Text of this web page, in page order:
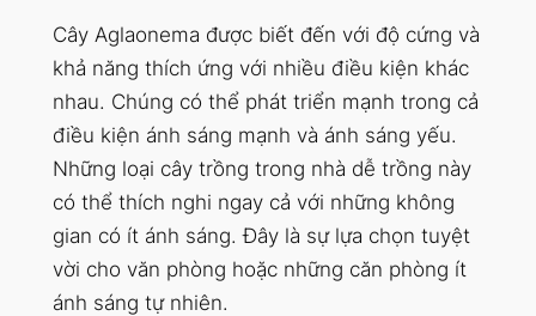
Cây Aglaonema được biết đến với độ cứng và
khả năng thích ứng với nhiều điều kiện khác
nhau. Chúng có thể phát triển mạnh trong cả
điều kiện ánh sáng mạnh và ánh sáng yếu.
Những loại cây trồng trong nhà dễ trồng này
có thể thích nghi ngay cả với những không
gian có ít ánh sáng. Đây là sự lựa chọn tuyệt
vời cho văn phòng hoặc những căn phòng ít
ánh sáng tự nhiên.